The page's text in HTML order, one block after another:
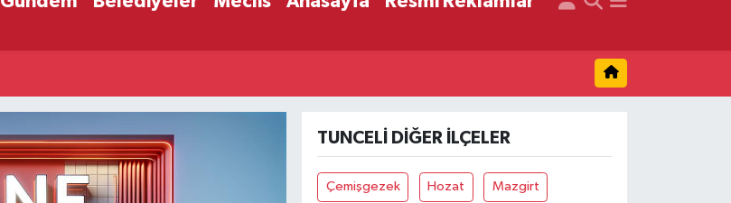
TUNCELI DIĞER İLÇELER
Çemişgezek Hozat Mazgirt